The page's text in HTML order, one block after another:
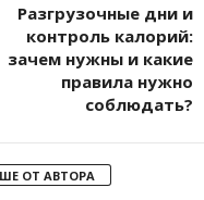
Разгрузочные дни и
контроль калорий:
зачем нужны и какие
правила нужно
соблюдать?
ОТ АВТОРА